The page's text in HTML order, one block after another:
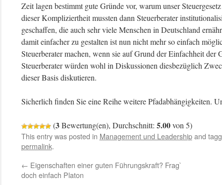
Zeit lagen bestimmt gute Gründe vor, warum unser
dieser Kompliziertheit mussten dann Steuerberater
geschaffen, die auch sehr viele Menschen in Deutschland
damit einfacher zu gestalten ist nun nicht mehr so einfach
Steuerberater machen, wenn sie auf Grund der Einfachheit der
Steuerberater würden wohl in Diskussionen diesbezüglich
dieser Basis diskutieren.
Sicherlich finden Sie eine Reihe weitere Pfadabhängigkeiten.
(3Bewertung(en), Durchschnitt: 5.00von 5)
This entry was posted in Management und Leadershipand
permalink.
← Eigenschaften einer guten Führungskraft? Frag`
doch einfach Platon